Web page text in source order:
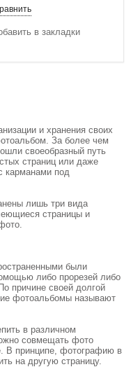
в закладки
и хранения своих
За более чем
своеобразный путь
страниц или даже
карманами под
лишь три вида
страницы и
были
либо прорезей либо
причине своей долгой
фотоальбомы называют
в различном
совмещать фото
В принципе, фотографию в
на другую страницу.